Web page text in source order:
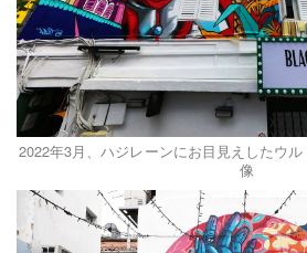
2022年3月、ハジレーンにお目見えしたウ
像